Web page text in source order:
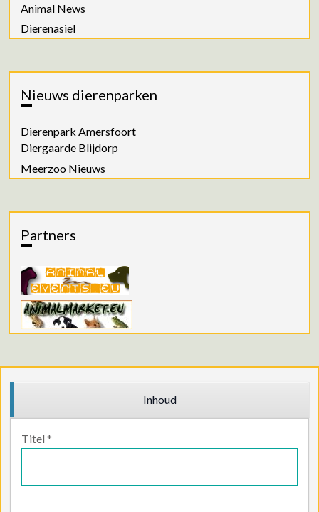
Animal News
Dierenasiel
Nieuws dierenparken
Dierenpark Amersfoort
Diergaarde Blijdorp
Meerzoo Nieuws
Partners
Inhoud
Titel *